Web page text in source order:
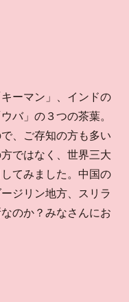
ーマン」、インドの
バ」の３つの茶葉。
、ご存知の方も多い
ではなく、世界三大
てみました。中国の
ジリン地方、スリラ
のか？みなさんにお